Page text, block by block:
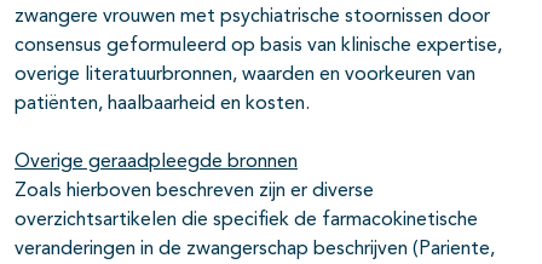
zwangere vrouwen met psychiatrische stoornissen door
consensus geformuleerd op basis van klinische expertise,
overige literatuurbronnen, waarden en voorkeuren van
patiënten, haalbaarheid en kosten.
Overige geraadpleegde bronnen
Zoals hierboven beschreven zijn er diverse
overzichtsartikelen die specifiek de farmacokinetische
veranderingen in de zwangerschap beschrijven (Pariente,